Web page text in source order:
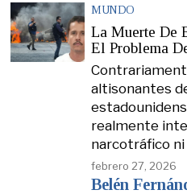
MUNDO
La Muerte De
El Problema
altisonantes
realmente
narcotráfico ni
febrero 27, 2026
Belén